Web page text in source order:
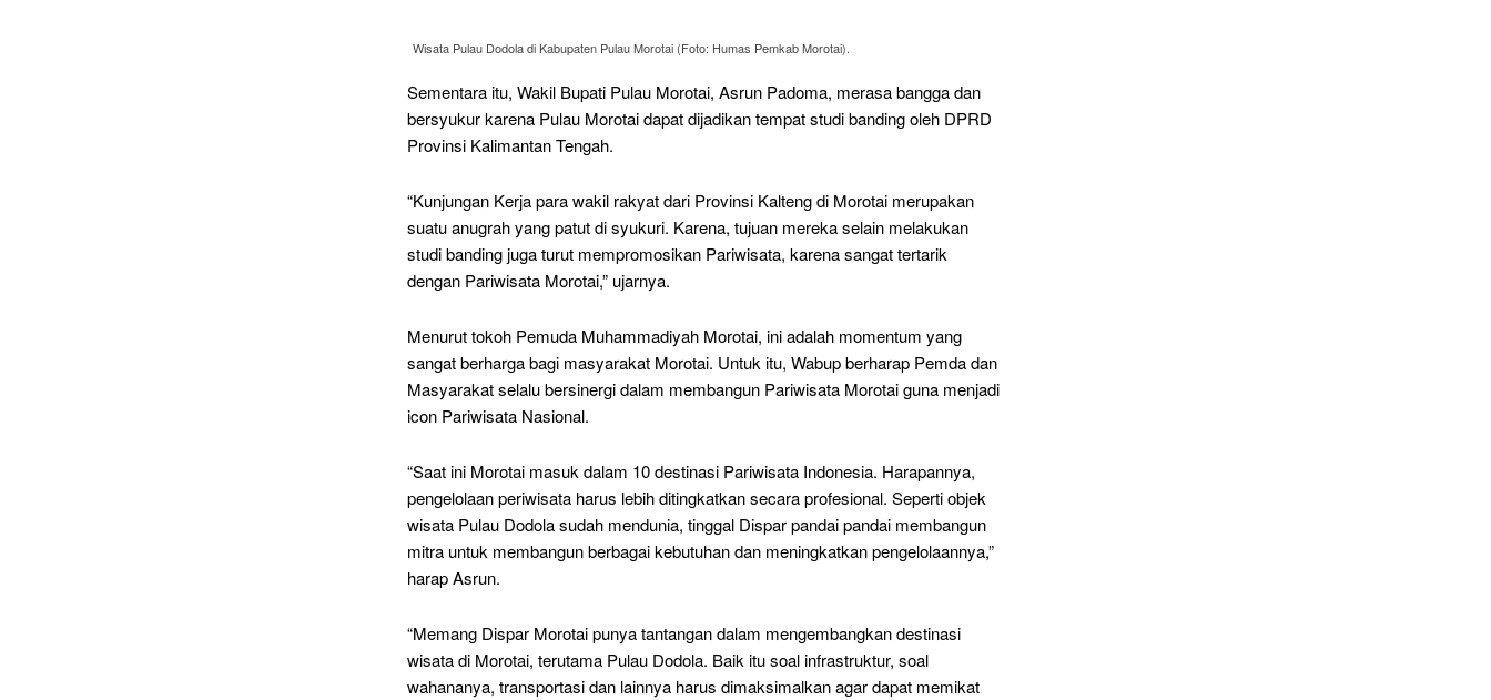
Wisata Pulau Dodola di Kabupaten Pulau Morotai (Foto: Humas Pemkab Morotai).
Sementara itu, Wakil Bupati Pulau Morotai, Asrun Padoma, merasa bangga dan
bersyukur karena Pulau Morotai dapat dijadikan tempat studi banding oleh DPRD
Provinsi Kalimantan Tengah.
“Kunjungan Kerja para wakil rakyat dari Provinsi Kalteng di Morotai merupakan
suatu anugrah yang patut di syukuri. Karena, tujuan mereka selain melakukan
studi banding juga turut mempromosikan Pariwisata, karena sangat tertarik
dengan Pariwisata Morotai,” ujarnya.
Menurut tokoh Pemuda Muhammadiyah Morotai, ini adalah momentum yang
sangat berharga bagi masyarakat Morotai. Untuk itu, Wabup berharap Pemda dan
Masyarakat selalu bersinergi dalam membangun Pariwisata Morotai guna menjadi
icon Pariwisata Nasional.
“Saat ini Morotai masuk dalam 10 destinasi Pariwisata Indonesia. Harapannya,
pengelolaan periwisata harus lebih ditingkatkan secara profesional. Seperti objek
wisata Pulau Dodola sudah mendunia, tinggal Dispar pandai pandai membangun
mitra untuk membangun berbagai kebutuhan dan meningkatkan pengelolaannya,”
harap Asrun.
“Memang Dispar Morotai punya tantangan dalam mengembangkan destinasi
wisata di Morotai, terutama Pulau Dodola. Baik itu soal infrastruktur, soal
wahananya, transportasi dan lainnya harus dimaksimalkan agar dapat memikat